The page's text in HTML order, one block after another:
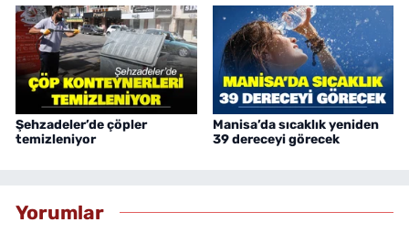
Şehzadeler’de çöpler
temizleniyor
Manisa’da sıcaklık yeniden
39 dereceyi görecek
Yorumlar